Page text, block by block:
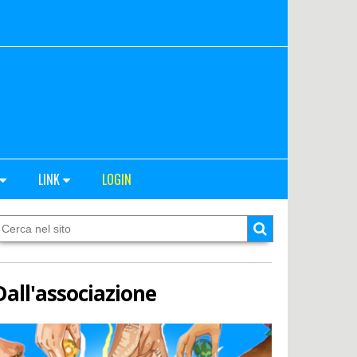
LINK LOGIN